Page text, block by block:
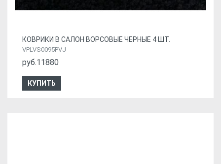
КОВРИКИ В САЛОН ВОРСОВЫЕ ЧЕРНЫЕ 4 ШТ.
VPLVS0095PVJ
руб.11880
КУПИТЬ